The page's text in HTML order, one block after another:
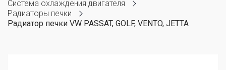
Система охлаждения двигателя
Радиаторы печки
Радиатор печки VW PASSAT, GOLF, VENTO, JETTA